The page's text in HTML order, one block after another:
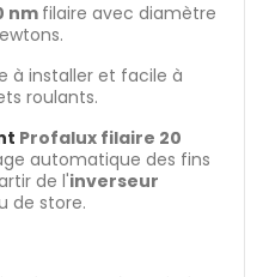
nmfilaire avec diamètre
à installer et facile à
roulants.
Profalux filaire 20
automatique des fins
de l'inverseur
de store.